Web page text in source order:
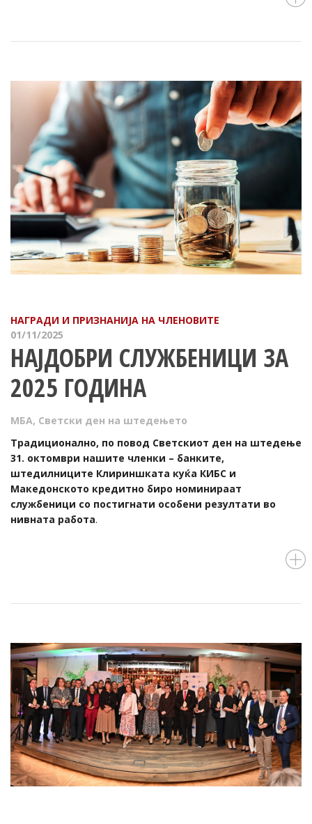
НАГРАДИ И ПРИЗНАНИЈА НА ЧЛЕНОВИТЕ
01/11/2025
НАЈДОБРИ СЛУЖБЕНИЦИ ЗА
2025 ГОДИНА
МБА, Светски ден на штедењето
Традиционално, по повод Светскиот ден на штедење
31. октомври нашите членки – банките,
штедилниците Клириншката куќа КИБС и
Македонското кредитно биро номинираат
службеници со постигнати особени резултати во
нивната работа.